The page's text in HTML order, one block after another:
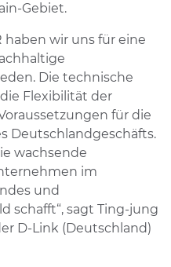
Gebiet.
haben wir uns für eine
Die technische
Flexibilität der
für die
Deutschlandgeschäfts.
wachsende
im
und
schafft“, sagt Ting-jung
D-Link (Deutschland)